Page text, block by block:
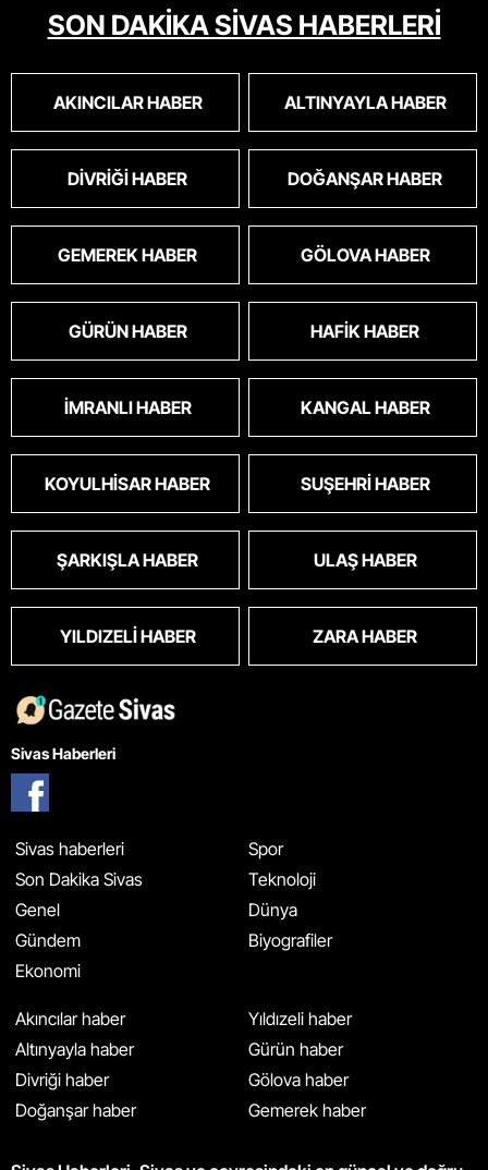
masum algısı yapılıyor.iki gün aç kalsa kendi
cinsini bile öldüren bu kopekler derhal
oldu.korkuyoruz.
SON DAKİKA SİVAS HABERLERİ
AKINCILAR HABER ALTINYAYLA HABER
DIVRIĞI HABER DOĞANŞAR HABER
GEMEREK HABER GÖLOVA HABER
GÜRÜN HABER HAFIK HABER
İMRANLI HABER KANGAL HABER
KOYULHISAR HABER SUŞEHRI HABER
ŞARKIŞLA HABER ULAŞ HABER
YILDIZELI HABER ZARA HABER
Sivas Haberleri
Sivas haberleri
Son Dakika Sivas
Genel
Gündem
Ekonomi
Spor
Teknoloji
Dünya
Biyografiler
Akıncılar haber
Altınyayla haber
Divriği haber
Doğanşar haber
Yıldızeli haber
Gürün haber
Gölova haber
Gemerek haber